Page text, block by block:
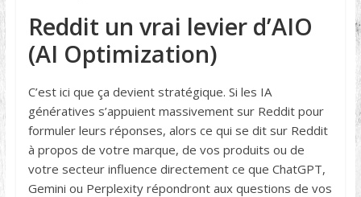
Reddit un vrai levier d’AIO
(AI Optimization)
C’est ici que ça devient stratégique. Si les IA
génératives s’appuient massivement sur Reddit pour
formuler leurs réponses, alors ce qui se dit sur Reddit
à propos de votre marque, de vos produits ou de
votre secteur influence directement ce que ChatGPT,
Gemini ou Perplexity répondront aux questions de vos